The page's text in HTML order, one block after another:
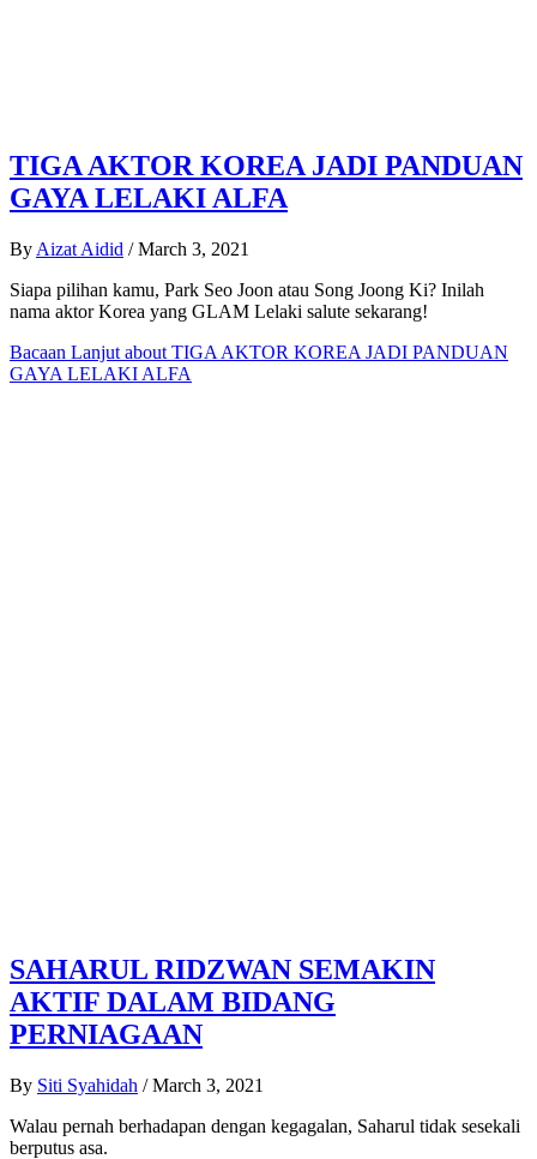
TIGA AKTOR KOREA JADI PANDUAN
GAYA LELAKI ALFA
By Aizat Aidid / March 3, 2021
Siapa pilihan kamu, Park Seo Joon atau Song Joong Ki? Inilah
nama aktor Korea yang GLAM Lelaki salute sekarang!
Bacaan Lanjut about TIGA AKTOR KOREA JADI PANDUAN
GAYA LELAKI ALFA
SAHARUL RIDZWAN SEMAKIN
AKTIF DALAM BIDANG
PERNIAGAAN
By Siti Syahidah / March 3, 2021
Walau pernah berhadapan dengan kegagalan, Saharul tidak sesekali
berputus asa.